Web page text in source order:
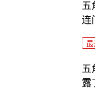
五
连
最
五
露